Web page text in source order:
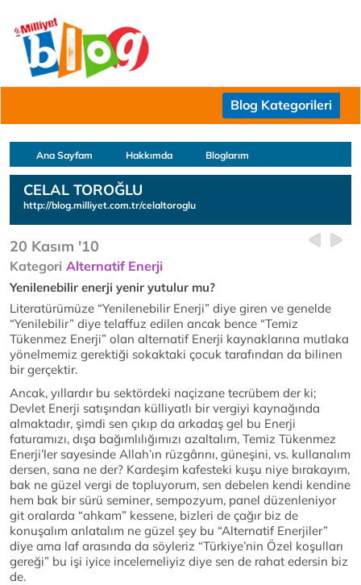
Blog Kategorileri
Ana Sayfam Hakkımda Bloglarım
CELAL TOROĞLU
http://blog.milliyet.com.tr/celaltoroglu
20 Kasım '10
Kategori Alternatif Enerji
Yenilenebilir enerji yenir yutulur mu?
Literatürümüze “Yenilenebilir Enerji” diye giren ve genelde
“Yenilebilir” diye telaffuz edilen ancak bence “Temiz
Tükenmez Enerji” olan alternatif Enerji kaynaklarına mutlaka
yönelmemiz gerektiği sokaktaki çocuk tarafından da bilinen
bir gerçektir.
Ancak, yıllardır bu sektördeki naçizane tecrübem der ki;
Devlet Enerji satışından külliyatlı bir vergiyi kaynağında
almaktadır, şimdi sen çıkıp da arkadaş gel bu Enerji
faturamızı, dışa bağımlılığımızı azaltalım, Temiz Tükenmez
Enerji’ler sayesinde Allah’ın rüzgârını, güneşini, vs. kullanalım
dersen, sana ne der? Kardeşim kafesteki kuşu niye bırakayım,
bak ne güzel vergi de topluyorum, sen debelen kendi kendine
hem bak bir sürü seminer, sempozyum, panel düzenleniyor
git oralarda “ahkam” kessene, bizleri de çağır biz de
konuşalım anlatalım ne güzel şey bu “Alternatif Enerjiler”
diye ama laf arasında da söyleriz “Türkiye’nin Özel koşulları
gereği” bu işi iyice incelemeliyiz diye sen de rahat edersin biz
de.